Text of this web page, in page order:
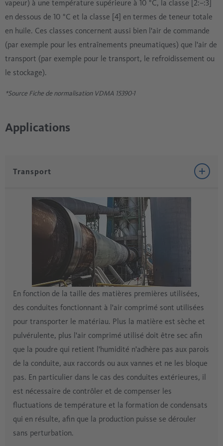
vapeur) à une température supérieure à 10 °C, la classe [2:–:3]
en dessous de 10 °C et la classe [4] en termes de teneur totale
en huile. Ces classes concernent aussi bien l'air de commande
(par exemple pour les entraînements pneumatiques) que l'air de
transport (par exemple pour le transport, le refroidissement ou
le stockage).
*Source Fiche de normalisation VDMA 15390-1
Applications
Transport
En fonction de la taille des matières premières utilisées,
des conduites fonctionnant à l'air comprimé sont utilisées
pour transporter le matériau. Plus la matière est sèche et
pulvérulente, plus l'air comprimé utilisé doit être sec afin
que la poudre qui retient l'humidité n'adhère pas aux parois
de la conduite, aux raccords ou aux vannes et ne les bloque
pas. En particulier dans le cas des conduites extérieures, il
est nécessaire de contrôler et de compenser les
fluctuations de température et la formation de condensats
qui en résulte, afin que la production puisse se dérouler
sans perturbation.